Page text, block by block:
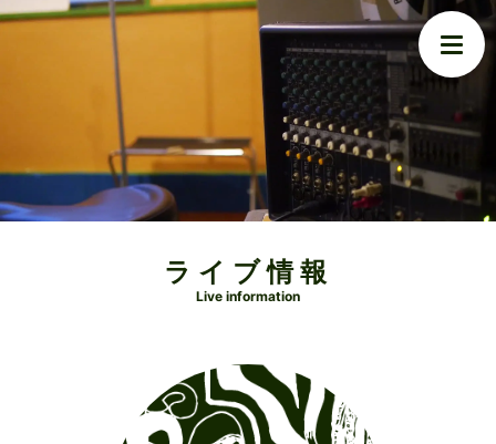
ライブ情報
Live information